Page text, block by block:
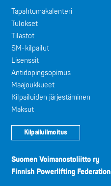
Tapahtumakalenteri
Tulokset
Tilastot
SM-kilpailut
Lisenssit
Antidopingsopimus
Maajoukkueet
Kilpailuiden järjestäminen
Maksut
Kilpailuilmoitus
Suomen Voimanostoliitto ry
Finnish Powerlifting Federation